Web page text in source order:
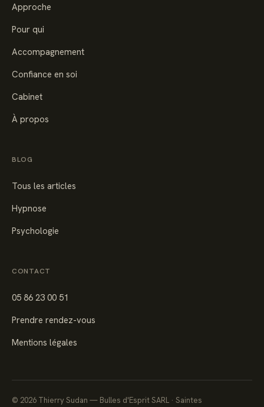
Approche
Pour qui
Accompagnement
Confiance en soi
Cabinet
À propos
BLOG
Tous les articles
Hypnose
Psychologie
CONTACT
05 86 23 00 51
Prendre rendez-vous
Mentions légales
© 2026 Thierry Sudan — Bulles d'Esprit SARL · Saintes